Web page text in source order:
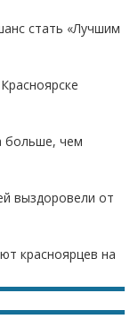
стать «Лучшим
больше, чем
выздоровели от
красноярцев на